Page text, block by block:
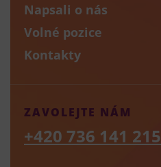
Napsali o nás
Volné pozice
Kontakty
ZAVOLEJTE NÁM
+420 736 141 215